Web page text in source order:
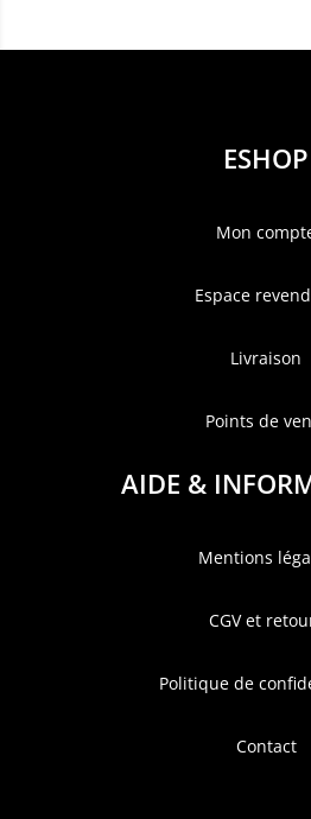
ESHOP
Mon
Espace
Livraison
Points de
AIDE &
Mentions
CGV et
Politique de
Contact